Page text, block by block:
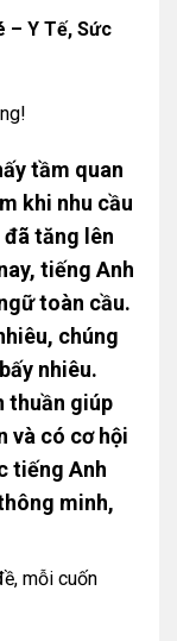
– Y Tế, Sức
tầm quan
khi nhu cầu
tăng lên
tiếng Anh
toàn cầu.
chúng
nhiêu.
thuần giúp
và có cơ hội
tiếng Anh
minh,
mỗi cuốn